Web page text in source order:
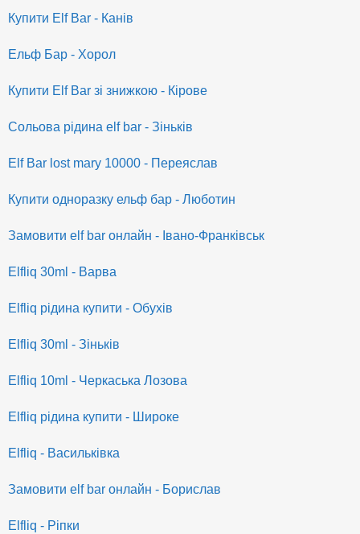
Купити Elf Bar - Канів
Ельф Бар - Хорол
Купити Elf Bar зі знижкою - Кірове
Сольова рідина elf bar - Зіньків
Elf Bar lost mary 10000 - Переяслав
Купити одноразку ельф бар - Люботин
Замовити elf bar онлайн - Івано-Франківськ
Elfliq 30ml - Варва
Elfliq рідина купити - Обухів
Elfliq 30ml - Зіньків
Elfliq 10ml - Черкаська Лозова
Elfliq рідина купити - Широке
Elfliq - Васильківка
Замовити elf bar онлайн - Борислав
Elfliq - Ріпки